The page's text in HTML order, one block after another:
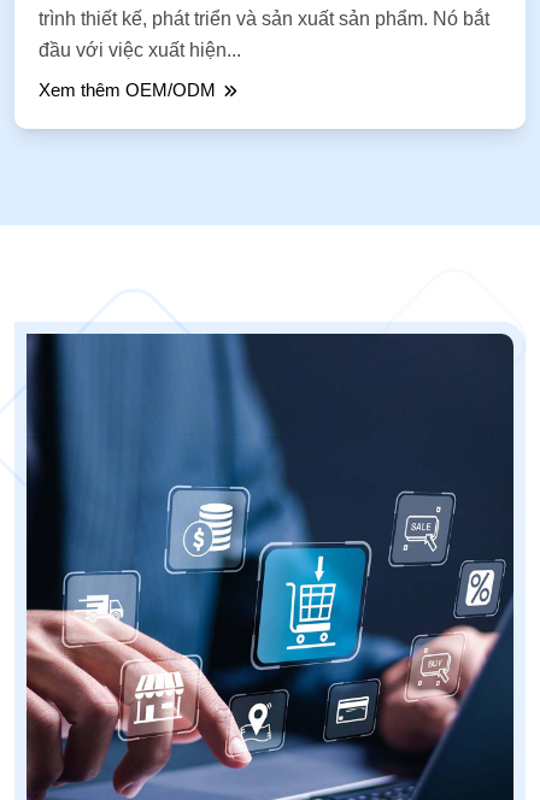
trình thiết kế, phát triển và sản xuất sản phẩm. Nó bắt
đầu với việc xuất hiện...
Xem thêm OEM/ODM